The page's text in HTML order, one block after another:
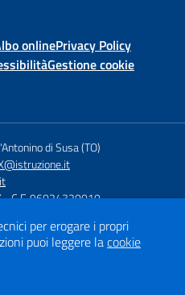
onlinePrivacy Policy
Gestione cookie
di Susa (TO)
- C.F. 96024320010
& Design by
Designers Italia
per erogare i propri
puoi leggere lacookie